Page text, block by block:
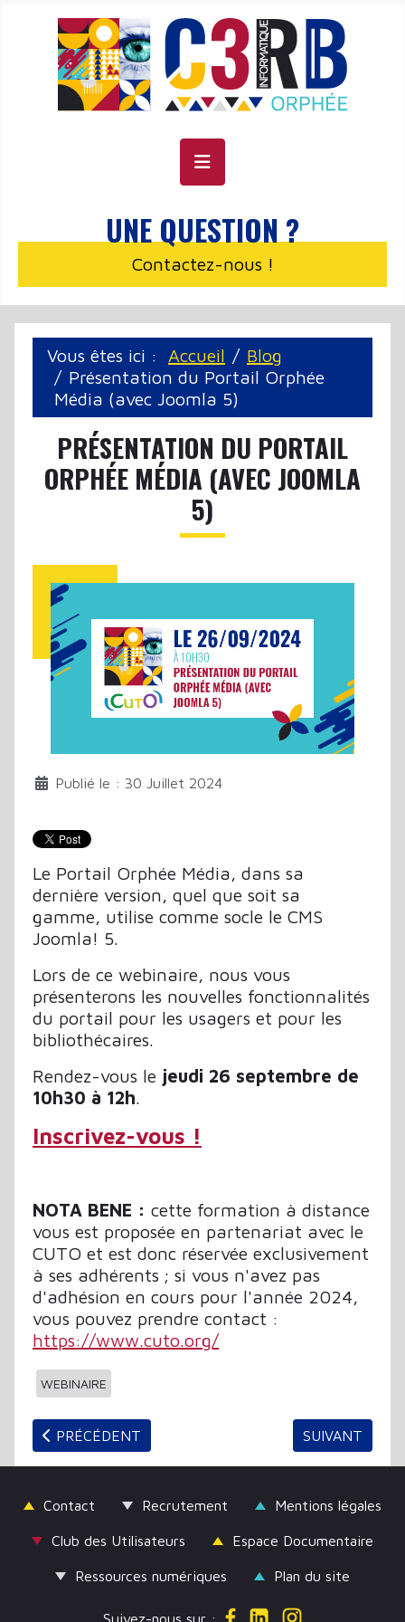
UNE QUESTION ?
Contactez-nous !
Vous êtes ici : Accueil
Blog
Présentation du Portail Orphée
Média (avec Joomla 5)
PRÉSENTATION DU PORTAIL
ORPHÉE MÉDIA (AVEC JOOMLA
5)
Publié le : 30 Juillet 2024
Le Portail Orphée Média, dans sa
dernière version, quel que soit sa
gamme, utilise comme socle le CMS
Joomla! 5.
Lors de ce webinaire, nous vous
présenterons les nouvelles fonctionnalités
du portail pour les usagers et pour les
bibliothécaires.
Rendez-vous le jeudi 26 septembre de
10h30 à 12h.
Inscrivez-vous !
NOTA BENE : cette formation à distance
vous est proposée en partenariat avec le
CUTO et est donc réservée exclusivement
à ses adhérents ; si vous n'avez pas
d'adhésion en cours pour l'année 2024,
vous pouvez prendre contact :
https://www.cuto.org/
WEBINAIRE
ARTICLE PRÉCÉDENT : [INTERVIEW] LA
PRÉCÉDENT ARTICLE
SUIVANT
Contact Recrutement Mentions légales
Club des Utilisateurs Espace Documentaire
Ressources numériques Plan du site
Suivez-nous sur :